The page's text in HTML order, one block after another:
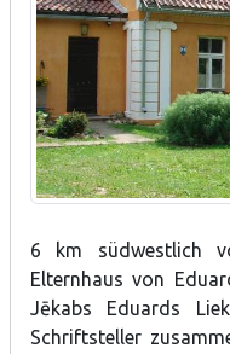
6 km südwestlich
Elternhaus von
Jēkabs Eduards
Schriftsteller